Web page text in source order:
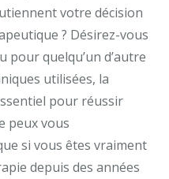
votre décision
? Désirez-vous
quelqu’un d’autre
utilisées, la
pour réussir
peux vous
si vous êtes vraiment
depuis des années